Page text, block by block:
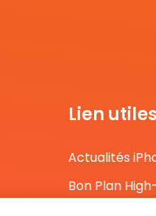
Lien utiles
Actualités
Bon Plan